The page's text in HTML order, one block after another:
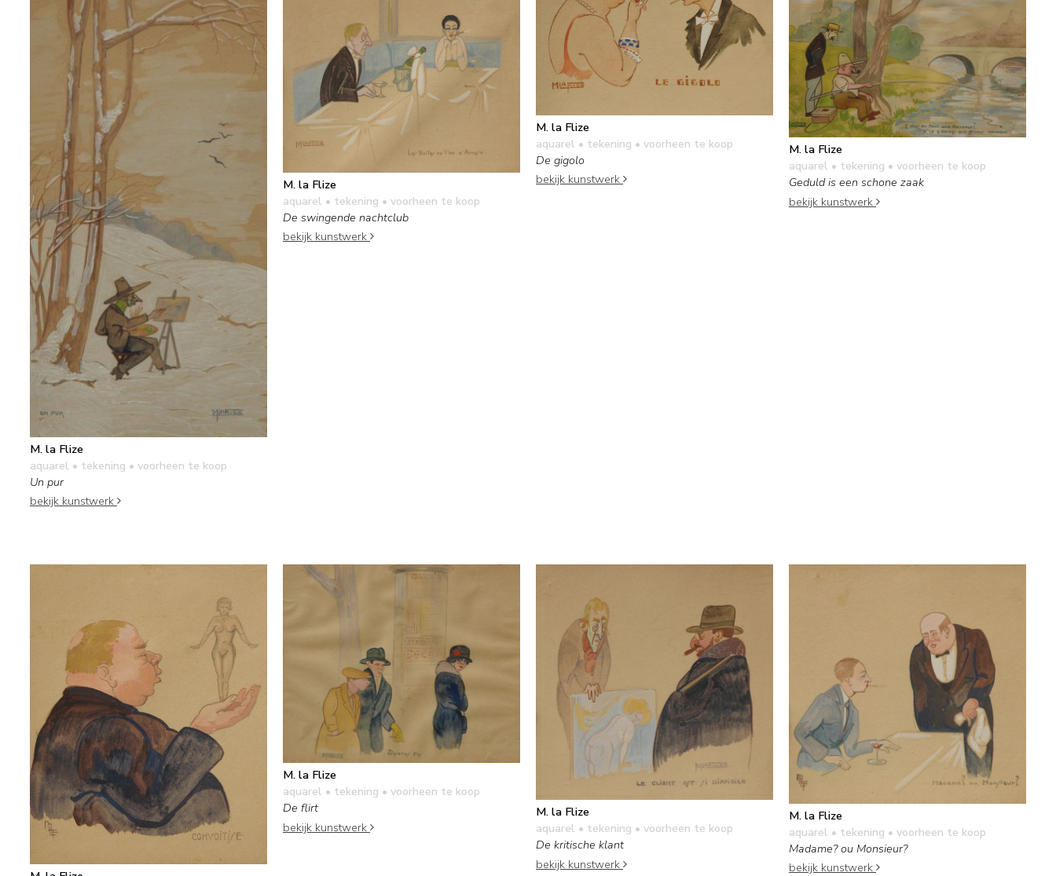
M. la Flize
aquarel • tekening • voorheen te koop
Un pur
bekijk kunstwerk
M. la Flize
aquarel • tekening • voorheen te koop
De swingende nachtclub
bekijk kunstwerk
M. la Flize
aquarel • tekening • voorheen te koop
De gigolo
bekijk kunstwerk
M. la Flize
aquarel • tekening • voorheen te koop
Geduld is een schone zaak
bekijk kunstwerk
M. la Flize
aquarel • tekening • voorheen te koop
De flirt
bekijk kunstwerk
M. la Flize
aquarel • tekening • voorheen te koop
De kritische klant
bekijk kunstwerk
M. la Flize
aquarel • tekening • voorheen te koop
Madame? ou Monsieur?
bekijk kunstwerk